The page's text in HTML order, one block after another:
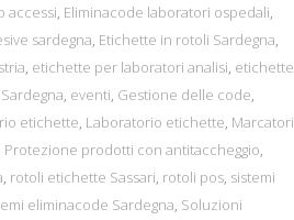
accessi, Eliminacode laboratori ospedali,
sardegna, Etichette in rotoli Sardegna,
, etichette per laboratori analisi, etichette
, eventi, Gestione delle code,
etichette, Laboratorio etichette, Marcatori
Protezione prodotti con antitaccheggio,
, rotoli etichette Sassari, rotoli pos, sistemi
eliminacode Sardegna, Soluzioni